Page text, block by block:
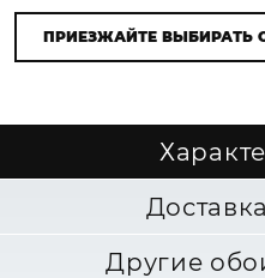
ПРИЕЗЖАЙТЕ ВЫБИРАТЬ
Другие